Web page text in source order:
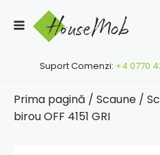
Suport Comenzi: +4 0770
Prima pagină / Scaune /
birou OFF 4151 GRI